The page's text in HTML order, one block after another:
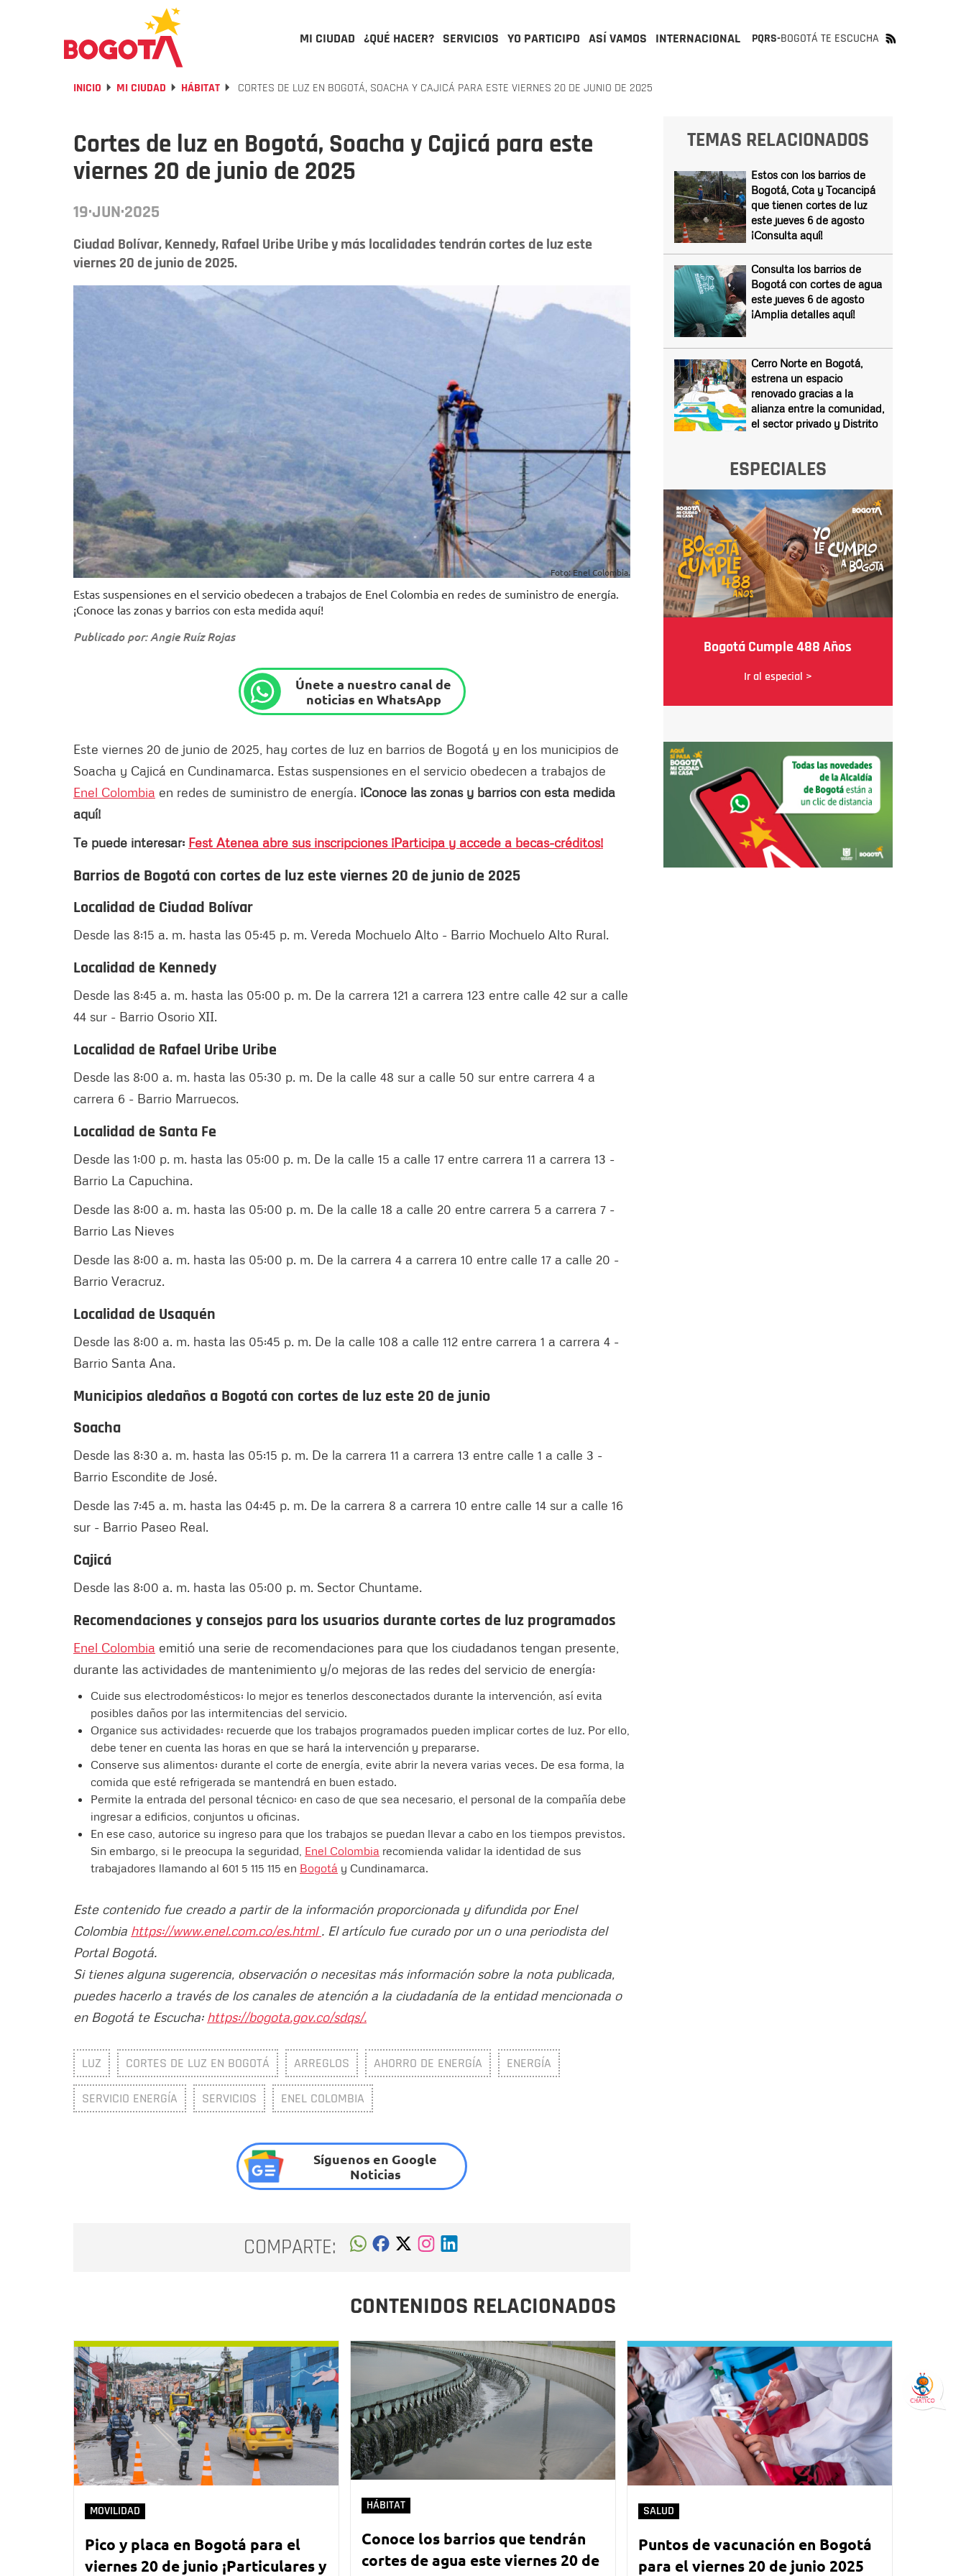
MI CIUDAD ¿QUÉ HACER? SERVICIOS YO PARTICIPO ASÍ VAMOS INTERNACIONAL PQRS-BOGOTÁ TE ESCUCHA
INICIO MI CIUDAD HÁBITAT CORTES DE LUZ EN BOGOTÁ, SOACHA Y CAJICÁ PARA ESTE VIERNES 20 DE JUNIO DE 2025
Cortes de luz en Bogotá, Soacha y Cajicá para este
viernes 20 de junio de 2025
19·JUN·2025
Ciudad Bolívar, Kennedy, Rafael Uribe Uribe y más localidades tendrán cortes de luz este
viernes 20 de junio de 2025.
Foto: Enel Colombia.
Estas suspensiones en el servicio obedecen a trabajos de Enel Colombia en redes de suministro de energía.
¡Conoce las zonas y barrios con esta medida aquí!
Publicado por: Angie Ruíz Rojas
Únete a nuestro canal de
noticias en WhatsApp
Este viernes 20 de junio de 2025, hay cortes de luz en barrios de Bogotá y en los municipios de
Soacha y Cajicá en Cundinamarca. Estas suspensiones en el servicio obedecen a trabajos de
Enel Colombia en redes de suministro de energía. ¡Conoce las zonas y barrios con esta medida
aquí!
Te puede interesar: Fest Atenea abre sus inscripciones ¡Participa y accede a becas-créditos!
Barrios de Bogotá con cortes de luz este viernes 20 de junio de 2025
Localidad de Ciudad Bolívar
Desde las 8:15 a. m. hasta las 05:45 p. m. Vereda Mochuelo Alto - Barrio Mochuelo Alto Rural.
Localidad de Kennedy
Desde las 8:45 a. m. hasta las 05:00 p. m. De la carrera 121 a carrera 123 entre calle 42 sur a calle
44 sur - Barrio Osorio XII.
Localidad de Rafael Uribe Uribe
Desde las 8:00 a. m. hasta las 05:30 p. m. De la calle 48 sur a calle 50 sur entre carrera 4 a
carrera 6 - Barrio Marruecos.
Localidad de Santa Fe
Desde las 1:00 p. m. hasta las 05:00 p. m. De la calle 15 a calle 17 entre carrera 11 a carrera 13 -
Barrio La Capuchina.
Desde las 8:00 a. m. hasta las 05:00 p. m. De la calle 18 a calle 20 entre carrera 5 a carrera 7 -
Barrio Las Nieves
Desde las 8:00 a. m. hasta las 05:00 p. m. De la carrera 4 a carrera 10 entre calle 17 a calle 20 -
Barrio Veracruz.
Localidad de Usaquén
Desde las 8:00 a. m. hasta las 05:45 p. m. De la calle 108 a calle 112 entre carrera 1 a carrera 4 -
Barrio Santa Ana.
Municipios aledaños a Bogotá con cortes de luz este 20 de junio
Soacha
Desde las 8:30 a. m. hasta las 05:15 p. m. De la carrera 11 a carrera 13 entre calle 1 a calle 3 -
Barrio Escondite de José.
Desde las 7:45 a. m. hasta las 04:45 p. m. De la carrera 8 a carrera 10 entre calle 14 sur a calle 16
sur - Barrio Paseo Real.
Cajicá
Desde las 8:00 a. m. hasta las 05:00 p. m. Sector Chuntame.
Recomendaciones y consejos para los usuarios durante cortes de luz programados
Enel Colombia emitió una serie de recomendaciones para que los ciudadanos tengan presente,
durante las actividades de mantenimiento y/o mejoras de las redes del servicio de energía:
Cuide sus electrodomésticos: lo mejor es tenerlos desconectados durante la intervención, así evita
posibles daños por las intermitencias del servicio.
Organice sus actividades: recuerde que los trabajos programados pueden implicar cortes de luz. Por ello,
debe tener en cuenta las horas en que se hará la intervención y prepararse.
Conserve sus alimentos: durante el corte de energía, evite abrir la nevera varias veces. De esa forma, la
comida que esté refrigerada se mantendrá en buen estado.
Permite la entrada del personal técnico: en caso de que sea necesario, el personal de la compañía debe
ingresar a edificios, conjuntos u oficinas.
En ese caso, autorice su ingreso para que los trabajos se puedan llevar a cabo en los tiempos previstos.
Sin embargo, si le preocupa la seguridad, Enel Colombia recomienda validar la identidad de sus
trabajadores llamando al 601 5 115 115 en Bogotá y Cundinamarca.
Este contenido fue creado a partir de la información proporcionada y difundida por Enel
Colombia https://www.enel.com.co/es.html. El artículo fue curado por un o una periodista del
Portal Bogotá.
Si tienes alguna sugerencia, observación o necesitas más información sobre la nota publicada,
puedes hacerlo a través de los canales de atención a la ciudadanía de la entidad mencionada o
en Bogotá te Escucha: https://bogota.gov.co/sdqs/.
LUZ CORTES DE LUZ EN BOGOTÁ ARREGLOS AHORRO DE ENERGÍA ENERGÍA
SERVICIO ENERGÍA SERVICIOS ENEL COLOMBIA
Síguenos en Google
Noticias
COMPARTE:
TEMAS RELACIONADOS
Estos con los barrios de
Bogotá, Cota y Tocancipá
que tienen cortes de luz
este jueves 6 de agosto
¡Consulta aquí!
Consulta los barrios de
Bogotá con cortes de agua
este jueves 6 de agosto
¡Amplia detalles aquí!
Cerro Norte en Bogotá,
estrena un espacio
renovado gracias a la
alianza entre la comunidad,
el sector privado y Distrito
ESPECIALES
Bogotá Cumple 488 Años
Ir al especial >
CONTENIDOS RELACIONADOS
MOVILIDAD
Pico y placa en Bogotá para el
viernes 20 de junio ¡Particulares y
HÁBITAT
Conoce los barrios que tendrán
cortes de agua este viernes 20 de
SALUD
Puntos de vacunación en Bogotá
para el viernes 20 de junio 2025